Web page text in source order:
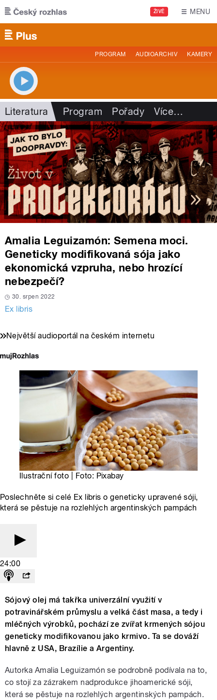
Přejít k hlavnímu obsahu
ŽIVĚ MENU
PROGRAM AUDIOARCHIV KAMERY
Literatura Program Pořady Více…
Amalia Leguizamón: Semena moci.
Geneticky modifikovaná sója jako
ekonomická vzpruha, nebo hrozící
nebezpečí?
30. srpen 2022
Ex libris
Největší audioportál na českém internetu
Ilustrační foto | Foto: Pixabay
Poslechněte si celé Ex libris o geneticky upravené sóji,
která se pěstuje na rozlehlých argentinských pampách
24:00
Sójový olej má takřka univerzální využití v
potravinářském průmyslu a velká část masa, a tedy i
mléčných výrobků, pochází ze zvířat krmených sójou
geneticky modifikovanou jako krmivo. Ta se dováží
hlavně z USA, Brazílie a Argentiny.
Autorka Amalia Leguizamón se podrobně podívala na to,
co stojí za zázrakem nadprodukce jihoamerické sóji,
která se pěstuje na rozlehlých argentinských pampách.